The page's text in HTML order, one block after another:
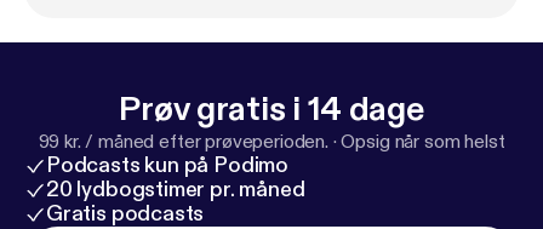
få gang i ham og man kan vel ikke blive ved med at have
Prøv gratis i 14 dage
99 kr. / måned efter prøveperioden. ·Opsig når som helst
Podcasts kun på Podimo
20 lydbogstimer pr. måned
Gratis podcasts